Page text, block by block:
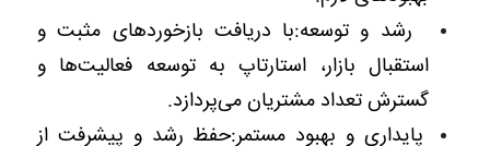
رشد و توسعه:با دریافت بازخوردهای مثبت و
استقبال بازار، استارتاپ به توسعه فعالیت‌ها و
گسترش تعداد مشتریان می‌پردازد.
پایداری و بهبود مستمر:حفظ رشد و پیشرفت از